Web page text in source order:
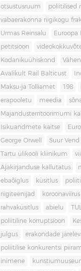
otsustusruum poliitilised
vabaerakonna riigikogu
Urmas Reinsalu Euroopa
petitsioon
Kodanikuühiskond
Avalikult Rail Balticust
Maksu-ja Tolliamet 198
erapooletu meedia
Majandusterritoorimumi
Isikuandmete kaitse
George Orwell Suur Vend
Tartu ülikooli kliinikum
Ajakirjanduse kallutatus
ebaõiglus küsitlus
riigiteenijad koroonaviirus
rahvaküsitlus abielu
poliitiline korruptsioon
julgus erakondade
poliitilise konkurentsi
inimene